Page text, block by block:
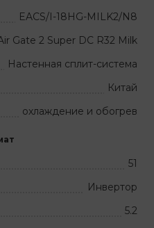
EACS/I-18HG-MILK2/N8
Gate 2 Super DC R32 Milk
Настенная сплит-система
Китай
охлаждение и обогрев
51
Инвертор
5.2